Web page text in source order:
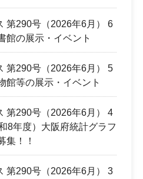
第290号（2026年6月） 6
館の展示・イベント
第290号（2026年6月） 5
館等の展示・イベント
第290号（2026年6月） 4
8年度）大阪府統計グラフ
集！！
第290号（2026年6月） 3